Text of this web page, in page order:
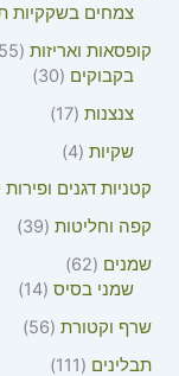
צמחים בשקקיות
קופסאות ואריזות 55
בקבוקים
30
צנצנות 17
שקיות 4
קטניות דגנים
קפה וחליטות 39
שמנים
62
שמני בסיס 14
שרף וקטורת 56
תבלינים
111